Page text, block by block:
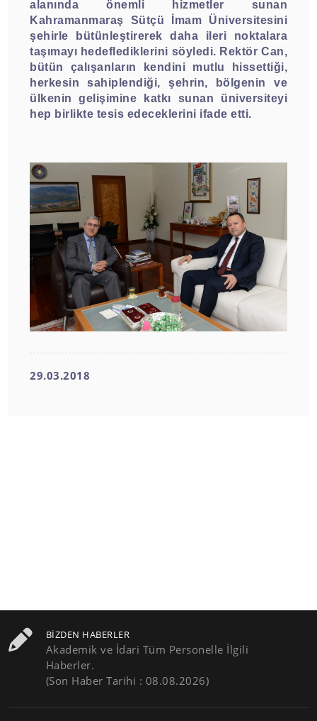
alanında önemli hizmetler sunan
Kahramanmaraş Sütçü İmam Üniversitesini
şehirle bütünleştirerek daha ileri noktalara
taşımayı hedeflediklerini söyledi. Rektör Can,
bütün çalışanların kendini mutlu hissettiği,
herkesin sahiplendiği, şehrin, bölgenin ve
ülkenin gelişimine katkı sunan üniversiteyi
hep birlikte tesis edeceklerini ifade etti.
29.03.2018
BIZDEN HABERLER
Akademik ve İdari Tüm Personelle İlgili
Haberler.
(Son Haber Tarihi : 08.08.2026)